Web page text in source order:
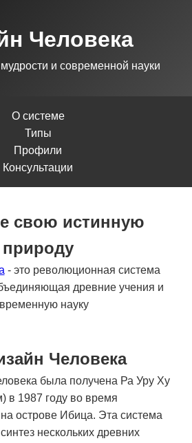
Человека
и современной науки
О системе
Типы
Профили
Консультации
свою истинную
природу
- это революционная система
древние учения и
науку
Человека
была получена Ра Уру Ху
в 1987 году во время
острове Ибица. Эта система
нескольких древних